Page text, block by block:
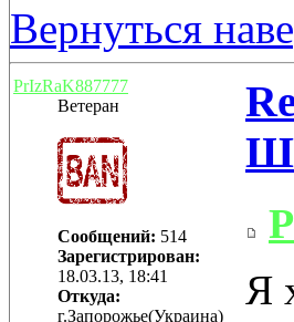
Вернуться
PrIzRaK887777
Ветеран
Сообщений: 514
Зарегистрирован:
18.03.13, 18:41
Откуда:
г.Запорожье(Украина)
Я